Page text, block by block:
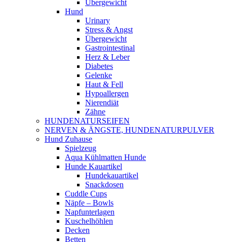
Übergewicht
Hund
Urinary
Stress & Angst
Übergewicht
Gastrointestinal
Herz & Leber
Diabetes
Gelenke
Haut & Fell
Hypoallergen
Nierendiät
Zähne
HUNDENATURSEIFEN
NERVEN & ÄNGSTE, HUNDENATURPULVER
Hund Zuhause
Spielzeug
Aqua Kühlmatten Hunde
Hunde Kauartikel
Hundekauartikel
Snackdosen
Cuddle Cups
Näpfe – Bowls
Napfunterlagen
Kuschelhöhlen
Decken
Betten